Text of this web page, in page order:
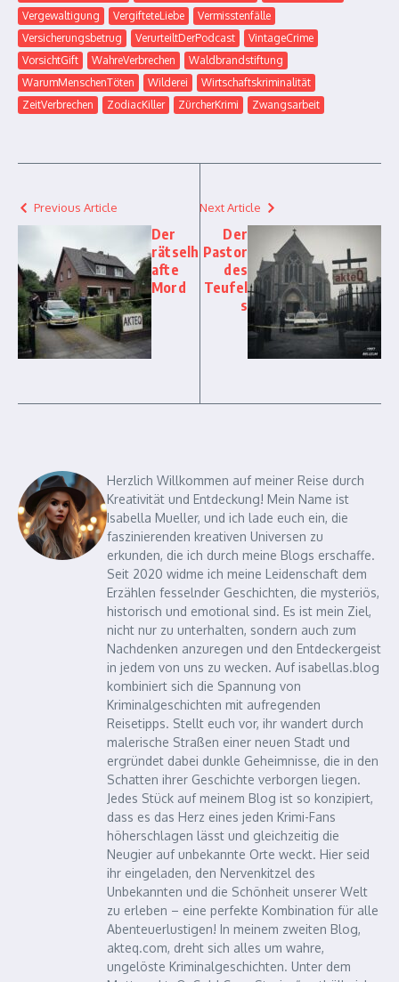
Vergewaltigung
VergifteteLiebe
Vermisstenfälle
Versicherungsbetrug
VerurteiltDerPodcast
VintageCrime
VorsichtGift
WahreVerbrechen
Waldbrandstiftung
WarumMenschenTöten
Wilderei
Wirtschaftskriminalität
ZeitVerbrechen
ZodiacKiller ZürcherKrimi Zwangsarbeit
Previous Article
Der
rätselh
afte
Mord
Next Article
Der
Pastor
des
Teufel
s
Herzlich Willkommen auf meiner Reise durch
Kreativität und Entdeckung! Mein Name ist
Isabella Mueller, und ich lade euch ein, die
faszinierenden kreativen Universen zu
erkunden, die ich durch meine Blogs erschaffe.
Seit 2020 widme ich meine Leidenschaft dem
Erzählen fesselnder Geschichten, die mysteriös,
historisch und emotional sind. Es ist mein Ziel,
nicht nur zu unterhalten, sondern auch zum
Nachdenken anzuregen und den Entdeckergeist
in jedem von uns zu wecken. Auf isabellas.blog
kombiniert sich die Spannung von
Kriminalgeschichten mit aufregenden
Reisetipps. Stellt euch vor, ihr wandert durch
malerische Straßen einer neuen Stadt und
ergründet dabei dunkle Geheimnisse, die in den
Schatten ihrer Geschichte verborgen liegen.
Jedes Stück auf meinem Blog ist so konzipiert,
dass es das Herz eines jeden Krimi-Fans
höherschlagen lässt und gleichzeitig die
Neugier auf unbekannte Orte weckt. Hier seid
ihr eingeladen, den Nervenkitzel des
Unbekannten und die Schönheit unserer Welt
zu erleben – eine perfekte Kombination für alle
Abenteuerlustigen! In meinem zweiten Blog,
akteq.com, dreht sich alles um wahre,
ungelöste Kriminalgeschichten. Unter dem